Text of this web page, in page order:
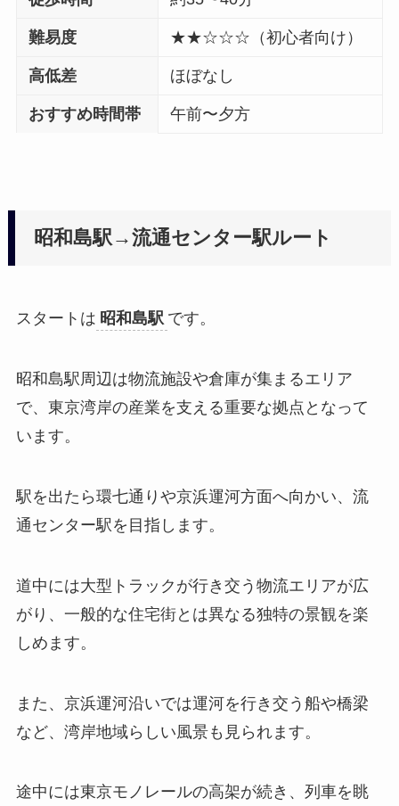
難易度 ★★☆☆☆（初心者向け）
高低差 ほぼなし
おすすめ時間帯 午前〜夕方
昭和島駅→流通センター駅ルート
スタートは 昭和島駅 です。
昭和島駅周辺は物流施設や倉庫が集まるエリア
で、東京湾岸の産業を支える重要な拠点となって
います。
駅を出たら環七通りや京浜運河方面へ向かい、流
通センター駅を目指します。
道中には大型トラックが行き交う物流エリアが広
がり、一般的な住宅街とは異なる独特の景観を楽
しめます。
また、京浜運河沿いでは運河を行き交う船や橋梁
など、湾岸地域らしい風景も見られます。
途中には東京モノレールの高架が続き、列車を眺